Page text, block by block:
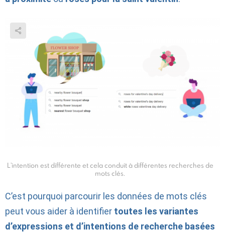
L’intention est différente et cela conduit à différentes recherches de
mots clés.
C’est pourquoi parcourir les données de mots clés
peut vous aider à identifier toutes les variantes
d’expressions et d’intentions de recherche basées